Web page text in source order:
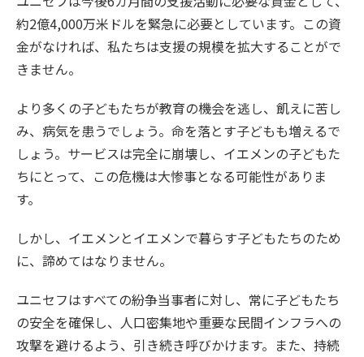
約2億4,000万米ドルを緊急に必要としています。この資
金がなければ、私たちは支援の規模を拡大することがで
きません。
より多くの子どもたちが教育の機会を逃し、飢えに苦し
み、病気を患うでしょう。命を落とす子どもも増えるで
しょう。サービスは完全に崩壊し、イエメンの子どもた
ちにとって、この危機は大惨事となる可能性がありま
す。
しかし、イエメンとイエメンで暮らす子どもたちのため
に、諦めてはなりません。
ユニセフはすべての紛争当事者に対し、常に子どもたち
の安全を確保し、人口密集地や重要な民間インフラへの
攻撃を避けるよう、引き続き呼びかけます。また、持続